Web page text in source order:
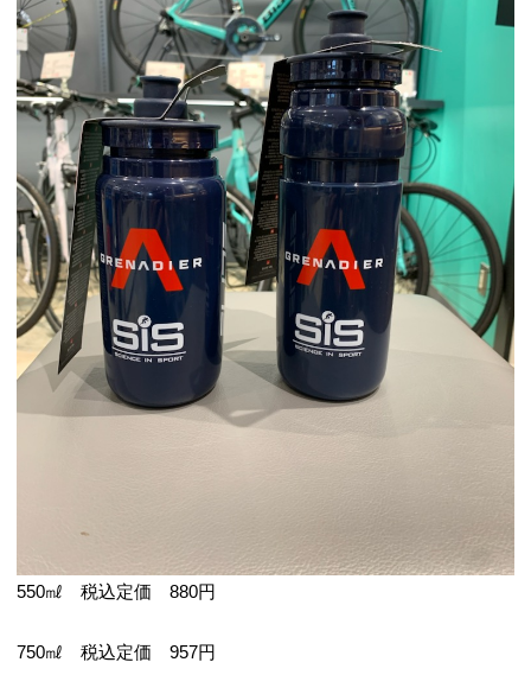
550㎖ 税込定価 880円
750㎖ 税込定価 957円